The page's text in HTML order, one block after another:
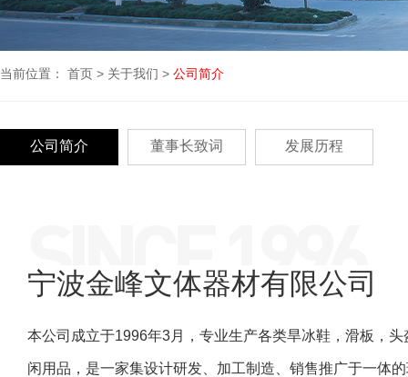
当前位置： 首页 > 关于我们 > 公司简介
公司简介 董事长致词 发展历程
SINCE 1996
宁波金峰文体器材有限公司
本公司成立于1996年3月，专业生产各类旱冰鞋，滑板，
闲用品，是一家集设计研发、加工制造、销售推广于一体